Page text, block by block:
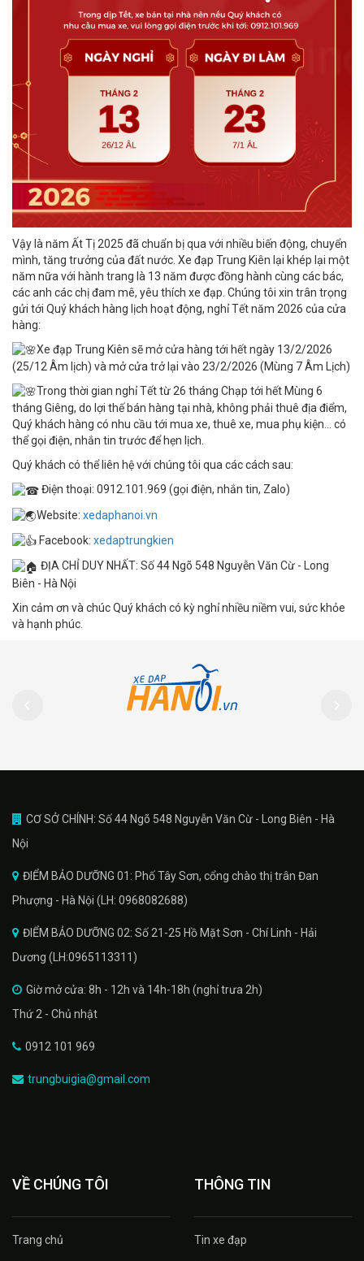
Vậy là năm Ất Tị 2025 đã chuẩn bị qua với nhiều biến động, chuyển
mình, tăng trưởng của đất nước. Xe đạp Trung Kiên lại khép lại một
năm nữa với hành trang là 13 năm được đồng hành cùng các bác,
các anh các chị đam mê, yêu thích xe đạp. Chúng tôi xin trân trọng
gửi tới Quý khách hàng lịch hoạt động, nghỉ Tết năm 2026 của cửa
hàng:
Xe đạp Trung Kiên sẽ mở cửa hàng tới hết ngày 13/2/2026
(25/12 Âm lịch) và mở cửa trở lại vào 23/2/2026 (Mùng 7 Âm Lịch)
Trong thời gian nghỉ Tết từ 26 tháng Chạp tới hết Mùng 6
tháng Giêng, do lợi thế bán hàng tại nhà, không phải thuê địa điểm,
Quý khách hàng có nhu cầu tới mua xe, thuê xe, mua phụ kiện... có
thể gọi điện, nhắn tin trước để hẹn lịch.
Quý khách có thể liên hệ với chúng tôi qua các cách sau:
Điện thoại: 0912.101.969 (gọi điện, nhắn tin, Zalo)
Website: xedaphanoi.vn
Facebook: xedaptrungkien
ĐỊA CHỈ DUY NHẤT: Số 44 Ngõ 548 Nguyễn Văn Cừ - Long
Biên - Hà Nội
Xin cảm ơn và chúc Quý khách có kỳ nghỉ nhiều niềm vui, sức khỏe
và hạnh phúc.
CƠ SỞ CHÍNH: Số 44 Ngõ 548 Nguyễn Văn Cừ - Long Biên - Hà
Nội
ĐIỂM BẢO DƯỠNG 01: Phố Tây Sơn, cổng chào thị trân Đan
Phượng - Hà Nội (LH: 0968082688)
ĐIỂM BẢO DƯỠNG 02: Số 21-25 Hồ Mặt Sơn - Chí Linh - Hải
Dương (LH:0965113311)
Giờ mở cửa: 8h - 12h và 14h-18h (nghỉ trưa 2h)
Thứ 2 - Chủ nhật
0912 101 969
trungbuigia@gmail.com
VỀ CHÚNG TÔI
Trang chủ
THÔNG TIN
Tin xe đạp